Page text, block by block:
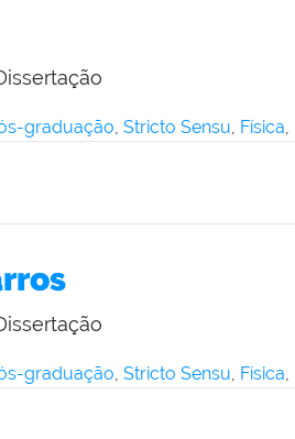
graduação, Stricto Sensu, Física,
graduação, Stricto Sensu, Física,